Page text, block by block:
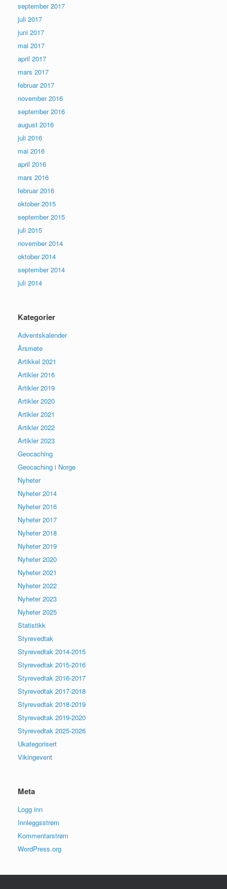
september 2017
juli 2017
juni 2017
mai 2017
april 2017
mars 2017
februar 2017
november 2016
september 2016
august 2016
juli 2016
mai 2016
april 2016
mars 2016
februar 2016
oktober 2015
september 2015
juli 2015
november 2014
oktober 2014
september 2014
juli 2014
Kategorier
Adventskalender
Årsmøte
Artikkel 2021
Artikler 2016
Artikler 2019
Artikler 2020
Artikler 2021
Artikler 2022
Artikler 2023
Geocaching
Geocaching i Norge
Nyheter
Nyheter 2014
Nyheter 2016
Nyheter 2017
Nyheter 2018
Nyheter 2019
Nyheter 2020
Nyheter 2021
Nyheter 2022
Nyheter 2023
Nyheter 2025
Statistikk
Styrevedtak
Styrevedtak 2014-2015
Styrevedtak 2015-2016
Styrevedtak 2016-2017
Styrevedtak 2017-2018
Styrevedtak 2018-2019
Styrevedtak 2019-2020
Styrevedtak 2025-2026
Ukategorisert
Vikingevent
Meta
Logg inn
Innleggsstrøm
Kommentarstrøm
WordPress.org